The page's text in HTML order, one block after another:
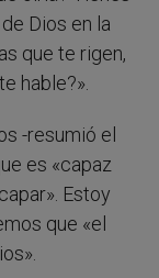
Dios en la
que te rigen,
hable?».
-resumió el
es «capaz
Estoy
que «el